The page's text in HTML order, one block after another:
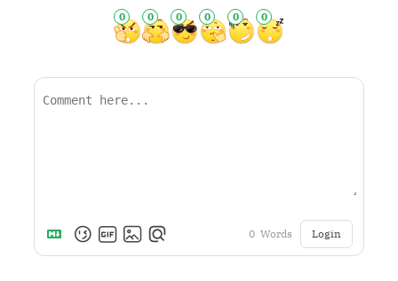
0 0 0 0 0 0
0 Words Login